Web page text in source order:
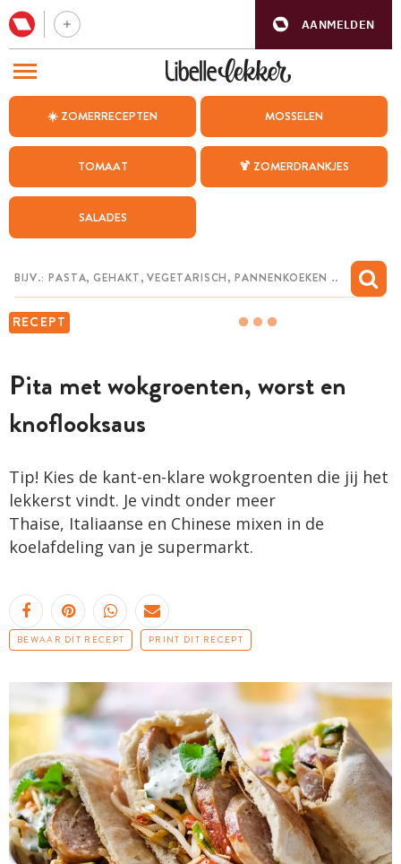
AANMELDEN
☀️ ZOMERRECEPTEN MOSSELEN
TOMAAT 🍹 ZOMERDRANKJES
SALADES
RECEPT
Pita met wokgroenten, worst en
knoflooksaus
Tip! Kies de kant-en-klare wokgroenten die jij het
lekkerst vindt. Je vindt onder meer
Thaise, Italiaanse en Chinese mixen in de
koelafdeling van je supermarkt.
BEWAAR DIT RECEPT PRINT DIT RECEPT
BEZOEK ONZE ANDERE WEBSITES
WEEKMENU
CHAT MET MAIA
MIJN BEWAARDE RECEPTEN